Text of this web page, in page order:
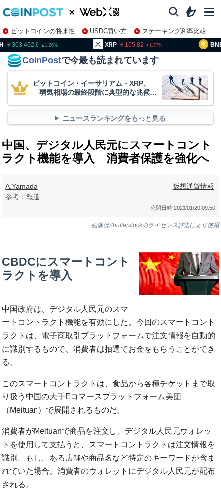
ビットコインの将来性 USDC買い方
ステーキング利率比較
株特集・関連銘柄
1.26 XRP 165.82 1.77 BNB
CoinPostで今最も読まれています
ビットコイン・イーサリアム・XRP、
「弱気相場の最終段階に典型的な兆候」
ニュースランキングをもっと見る
中国、デジタル人民元にスマートコント
ラクト機能を導入 消費者保護を強化へ
A.Yamada
参考：報道
仮想通貨情報
公開日時:2023/01/20 09:50
画像はShutterstockのライセンス許諾により使用
CBDCにスマートコント
ラクトを導入
中国政府は、デジタル人民元のスマ
ートコントラクト機能を有効にした。今回のスマートコント
ラクトは、電子商取引プラットフォームで注文情報を自動的
に識別するもので、消費者は抽選でお金をもらうことができ
る。
このスマートコントラクトは、食品から各種チケットまで取
り扱う中国の大手Eコマースプラットフォーム美団
（Meituan）で展開されるものだ。
消費者がMeituanで商品を注文し、デジタル人民元ウォレッ
トを使用して支払うと、スマートコントラクトは注文情報を
識別。もし、ある店舗や商品名など特定のキーワードが含ま
れていた場合、消費者のウォレットにデジタル人民元が配布
される。